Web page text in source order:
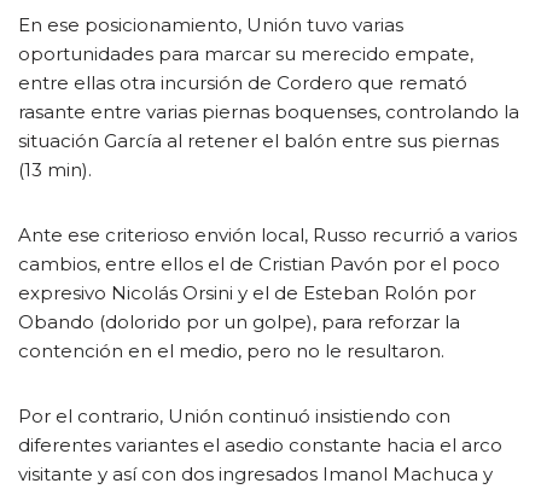
En ese posicionamiento, Unión tuvo varias
oportunidades para marcar su merecido empate,
entre ellas otra incursión de Cordero que remató
rasante entre varias piernas boquenses, controlando la
situación García al retener el balón entre sus piernas
(13 min).
Ante ese criterioso envión local, Russo recurrió a varios
cambios, entre ellos el de Cristian Pavón por el poco
expresivo Nicolás Orsini y el de Esteban Rolón por
Obando (dolorido por un golpe), para reforzar la
contención en el medio, pero no le resultaron.
Por el contrario, Unión continuó insistiendo con
diferentes variantes el asedio constante hacia el arco
visitante y así con dos ingresados Imanol Machuca y